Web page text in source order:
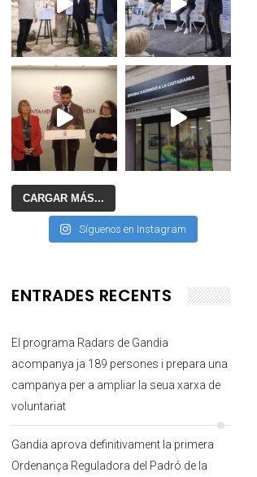
CARGAR MÁS...
Síguenos en Instagram
ENTRADES RECENTS
El programa Radars de Gandia
acompanya ja 189 persones i prepara una
campanya per a ampliar la seua xarxa de
voluntariat
Gandia aprova definitivament la primera
Ordenança Reguladora del Padró de la